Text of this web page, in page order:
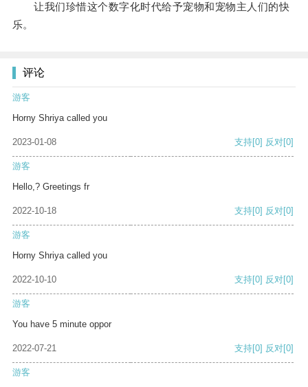
让我们珍惜这个数字化时代给予宠物和宠物主人们的快
乐。
评论
游客
Horny Shriya called you
2023-01-08 支持[0] 反对[0]
游客
Hello,? Greetings fr
2022-10-18 支持[0] 反对[0]
游客
Horny Shriya called you
2022-10-10 支持[0] 反对[0]
游客
You have 5 minute oppor
2022-07-21 支持[0] 反对[0]
游客